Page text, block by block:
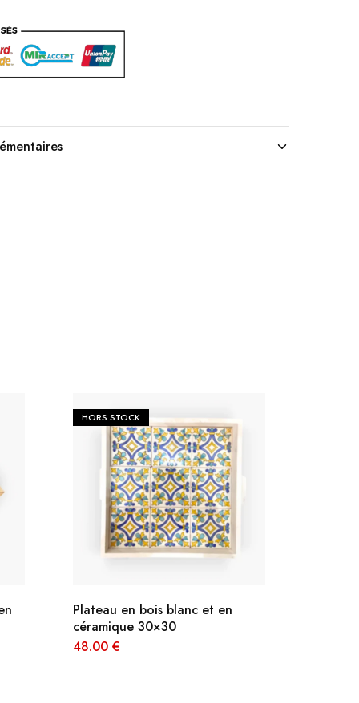
HORS STOCK
Plateau en bois blanc et en
céramique 30×30
48.00 €